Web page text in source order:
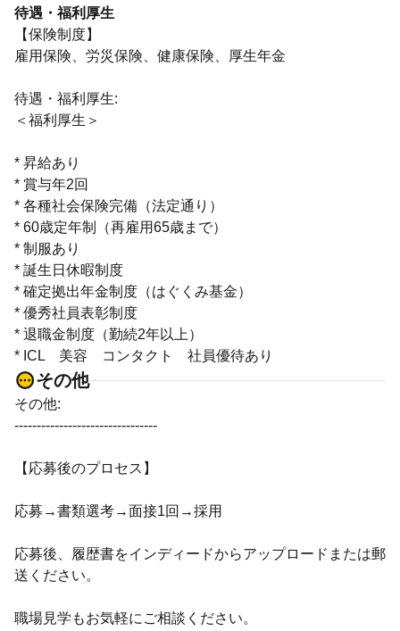
待遇・福利厚生
【保険制度】
雇用保険、労災保険、健康保険、厚生年金
待遇・福利厚生:
＜福利厚生＞
* 昇給あり
* 賞与年2回
* 各種社会保険完備（法定通り）
* 60歳定年制（再雇用65歳まで）
* 制服あり
* 誕生日休暇制度
* 確定拠出年金制度（はぐくみ基金）
* 優秀社員表彰制度
* 退職金制度（勤続2年以上）
* ICL 美容 コンタクト 社員優待あり
その他
その他:
--------------------------------
【応募後のプロセス】
応募→書類選考→面接1回→採用
応募後、履歴書をインディードからアップロードまたは郵
送ください。
職場見学もお気軽にご相談ください。